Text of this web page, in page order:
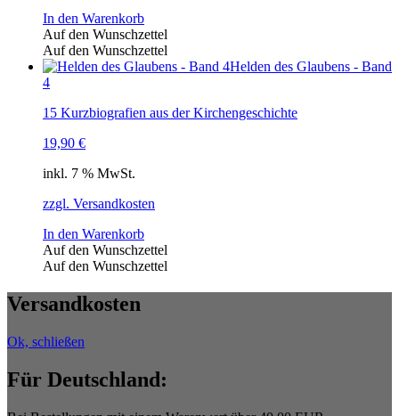
In den Warenkorb
Auf den Wunschzettel
Auf den Wunschzettel
Helden des Glaubens - Band
4
15 Kurzbiografien aus der Kirchengeschichte
19,90 €
inkl. 7 % MwSt.
zzgl. Versandkosten
In den Warenkorb
Auf den Wunschzettel
Auf den Wunschzettel
Versandkosten
Ok, schließen
Für Deutschland: